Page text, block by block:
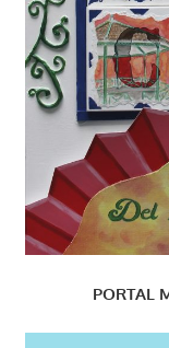
PORTAL